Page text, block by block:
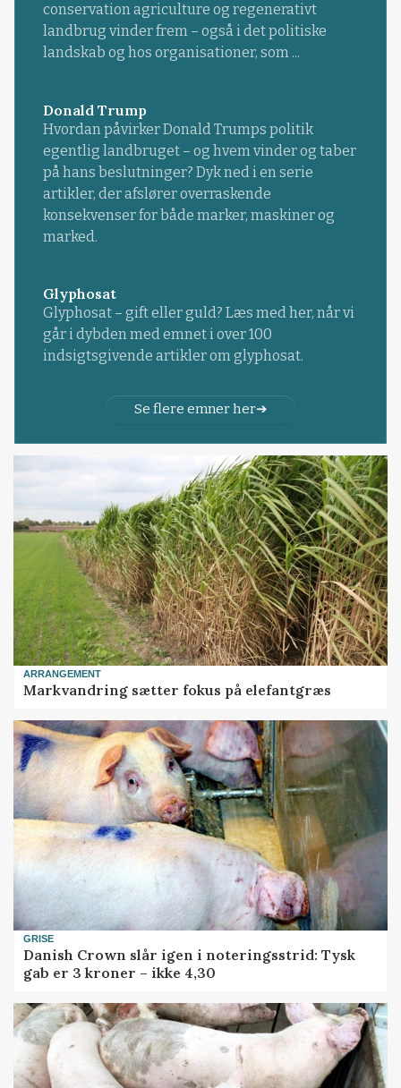
conservation agriculture og regenerativt
landbrug vinder frem – også i det politiske
landskab og hos organisationer, som ...
Donald Trump
Hvordan påvirker Donald Trumps politik
egentlig landbruget – og hvem vinder og taber
på hans beslutninger? Dyk ned i en serie
artikler, der afslører overraskende
konsekvenser for både marker, maskiner og
marked.
Glyphosat
Glyphosat – gift eller guld? Læs med her, når vi
går i dybden med emnet i over 100
indsigtsgivende artikler om glyphosat.
Se flere emner her
ARRANGEMENT
Markvandring sætter fokus på elefantgræs
GRISE
Danish Crown slår igen i noteringsstrid: Tysk
gab er 3 kroner – ikke 4,30